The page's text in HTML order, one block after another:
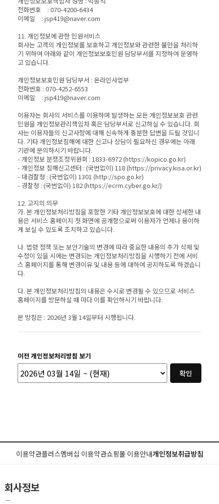
전화번호 : 070-4200-6434
이메일 : jsp419@naver.com
11. 개인정보에 관한 민원서비스
회사는 고객의 개인정보를 보호하고 개인정보와 관련한 불만을 처리하
기 위하여 아래와 같이 개인정보보호민원 담당부서를 지정하여 운영하
고 있습니다.
개인정보보호민원 담당부서 : 온라인사업부
전화번호 : 070-4252-6553
이메일 : jsp419@naver.com
이용자는 회사의 서비스를 이용하며 발생하는 모든 개인정보보호 관련
민원을 개인정보관리책임자 혹은 담당부서로 신고하실 수 있습니다. 회
사는 이용자들의 신고사항에 대해 신속하게 충분한 답변을 드릴 것입니
다. 기타 개인정보침해에 대한 신고나 상담이 필요하신 경우에는 아래
기관에 문의하시기 바랍니다.
- 개인정보 분쟁조정위원회 : 1833-6972 (https://kopico.go.kr)
- 개인정보 침해신고센터 : (국번없이) 118 (https://privacy.kisa.or.kr)
- 대검찰청 : (국번없이) 1301 (http://spo.go.kr)
- 경찰청 : (국번없이) 182 (https://ecrm.cyber.go.kr/)
12. 고지의 의무
가. 본 개인정보처리방침을 포함한 기타 개인정보보호에 대한 상세한 내
용은 서비스 홈페이지 첫 화면에 공개함으로써 이용자가 언제나 용이하
게 보실 수 있도록 조치하고 있습니다.
나. 법령 정책 또는 보안기술의 변경에 따라 중요한 내용의 추가 삭제 및
수정이 있을 시에는 변경되는 개인정보처리방침을 시행하기 전에 서비
스 홈페이지를 통해 변경이유 및 내용 등에 대하여 공지하도록 하겠습니
다.
다. 본 개인정보처리방침의 내용은 수시로 변경될 수 있으므로 서비스
홈페이지를 방문하실 때 마다 이를 확인하시기 바랍니다.
본 방침은 : 2026년 3월 14일부터 시행됩니다.
이전 개인정보처리방침 보기
확인
이용약관플러스멤버십 이용약관쇼핑몰 이용안내개인정보취급방침
회사정보